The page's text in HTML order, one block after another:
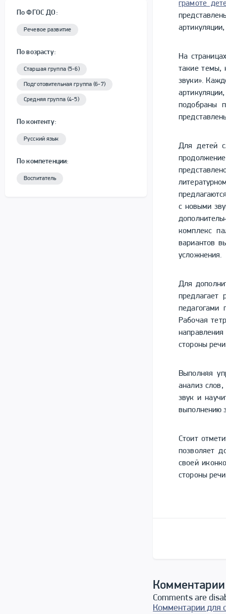
По ФГОС ДО:
Речевое развитие
По возрасту:
Старшая группа (5-6)
Подготовительная группа (6-7)
Средняя группа (4-5)
По контенту:
Русский язык
По компетенции:
Воспитатель
грамоте
На
такие темы,
звуки».
подобраны
Для детей
с новыми
комплекс
вариантов
усложнения.
Для
предлагает
педагогами
Рабочая
стороны
Выполняя
анализ
звук и
выполнению
Стоит
позволяет
своей
стороны
Comments are
Комментарии для